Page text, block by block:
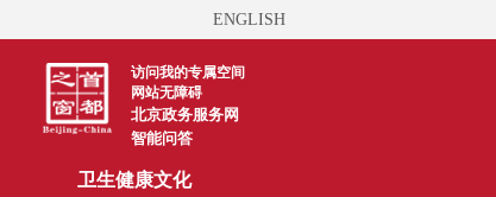
ENGLISH
访问我的专属空间
网站无障碍
北京政务服务网
智能问答
卫生健康文化